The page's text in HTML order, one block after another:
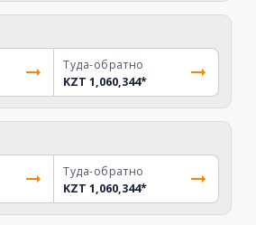
Туда-обратно
KZT 1,060,344*
Туда-обратно
KZT 1,060,344*